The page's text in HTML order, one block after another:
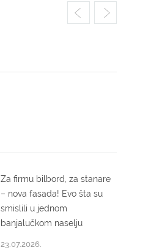
Za firmu bilbord, za stanare
– nova fasada! Evo šta su
smislili u jednom
banjalučkom naselju
23.07.2026.